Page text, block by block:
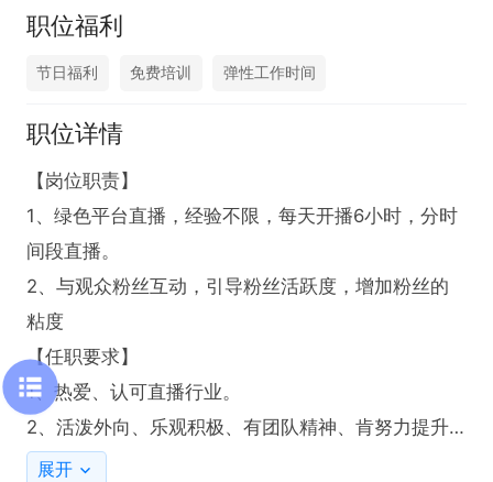
职位福利
节日福利 免费培训 弹性工作时间
职位详情
【岗位职责】
1、绿色平台直播，经验不限，每天开播6小时，分时
间段直播。
2、与观众粉丝互动，引导粉丝活跃度，增加粉丝的
粘度
【任职要求】
1、热爱、认可直播行业。
2、活泼外向、乐观积极、有团队精神、肯努力提升
自己。
展开